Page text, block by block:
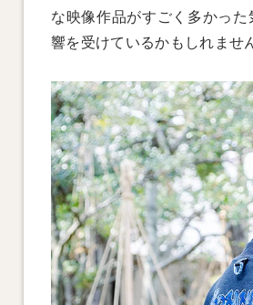
な映像作品がすごく多かっ
響を受けているかもしれませ